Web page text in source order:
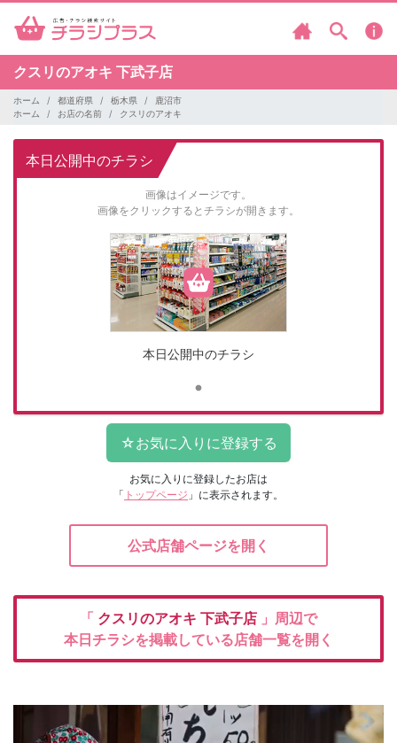
クスリのアオキ 下武子店
ホーム 都道府県 栃木県
鹿沼市
ホーム
お店の名前 クスリのアオキ
本日公開中のチラシ
画像はイメージです。
画像をクリックするとチラシが開きます。
本日公開中のチラシ
お気に入りに登録したお店は
「 トップページ 」に表示されます。
公式店舗ページを開く
「 クスリのアオキ 下武子店 」周辺で
本日チラシを掲載している店舗一覧を開く